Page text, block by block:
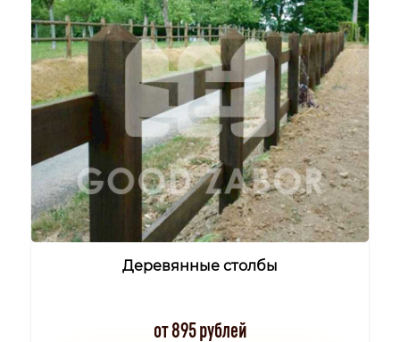
Деревянные столбы
от 895 рублей